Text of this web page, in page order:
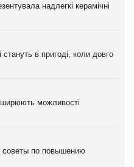
надлегкі керамічні
в пригоді, коли довго
можливості
по повышению